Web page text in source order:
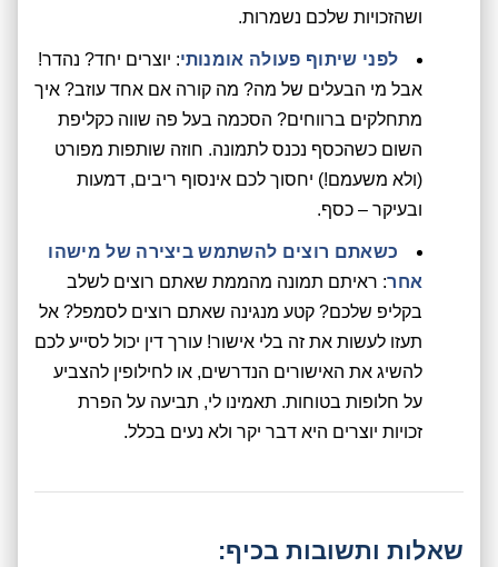
ושהזכויות שלכם נשמרות.
לפני שיתוף פעולה אומנותי: יוצרים יחד? נהדר!
אבל מי הבעלים של מה? מה קורה אם אחד עוזב? איך
מתחלקים ברווחים? הסכמה בעל פה שווה כקליפת
השום כשהכסף נכנס לתמונה. חוזה שותפות מפורט
(ולא משעמם!) יחסוך לכם אינסוף ריבים, דמעות
ובעיקר – כסף.
כשאתם רוצים להשתמש ביצירה של מישהו
אחר: ראיתם תמונה מהממת שאתם רוצים לשלב
בקליפ שלכם? קטע מנגינה שאתם רוצים לסמפל? אל
תעזו לעשות את זה בלי אישור! עורך דין יכול לסייע לכם
להשיג את האישורים הנדרשים, או לחילופין להצביע
על חלופות בטוחות. תאמינו לי, תביעה על הפרת
זכויות יוצרים היא דבר יקר ולא נעים בכלל.
שאלות ותשובות בכיף: